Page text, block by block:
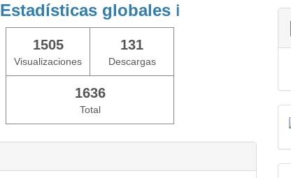
Estadísticas globales ℹ️
1505
Visualizaciones
131
Descargas
1636
Total